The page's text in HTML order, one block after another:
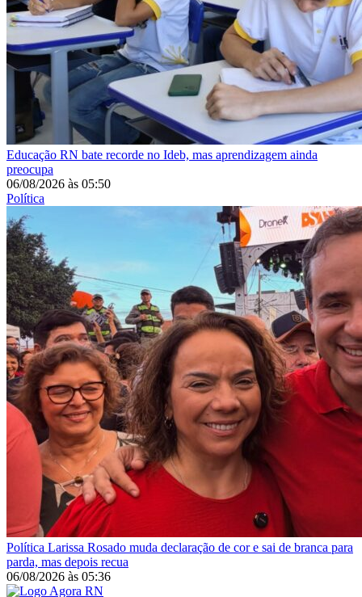
Educação RN bate recorde no Ideb, mas aprendizagem ainda
preocupa
06/08/2026 às 05:50
Política
Política Larissa Rosado muda declaração de cor e sai de branca para
parda, mas depois recua
06/08/2026 às 05:36